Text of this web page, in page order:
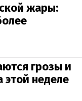
жары:
грозы и
этой неделе